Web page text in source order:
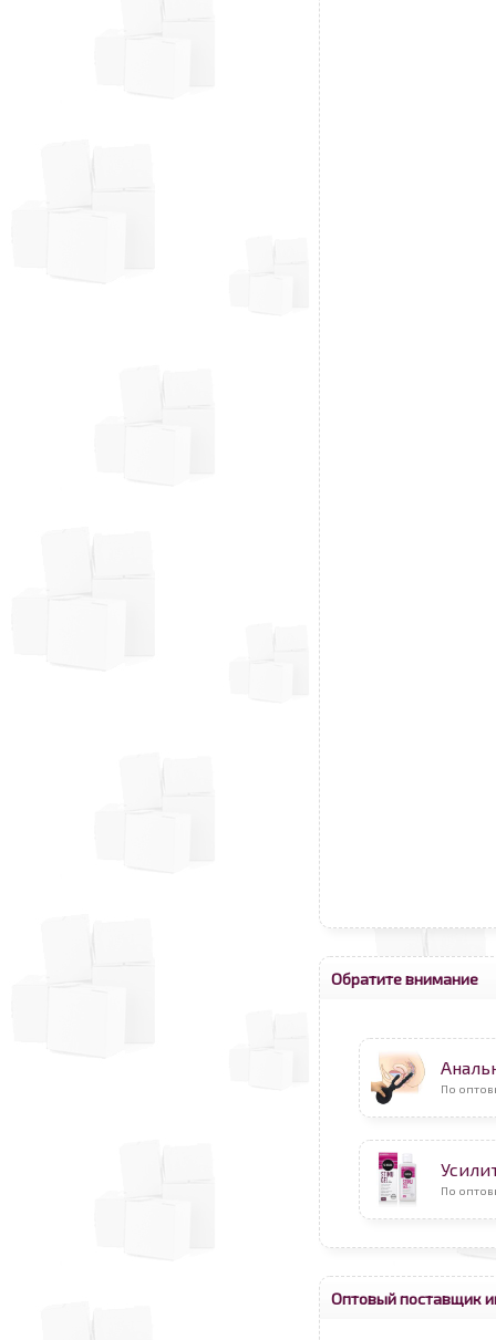
Обратите внимание
По
По
Оптовый поставщик